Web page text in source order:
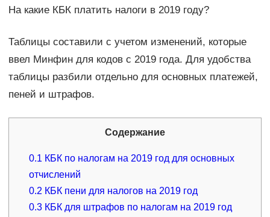
На какие КБК платить налоги в 2019 году?
Таблицы составили с учетом изменений, которые
ввел Минфин для кодов с 2019 года. Для удобства
таблицы разбили отдельно для основных платежей,
пеней и штрафов.
Содержание
0.1 КБК по налогам на 2019 год для основных
отчислений
0.2 КБК пени для налогов на 2019 год
0.3 КБК для штрафов по налогам на 2019 год